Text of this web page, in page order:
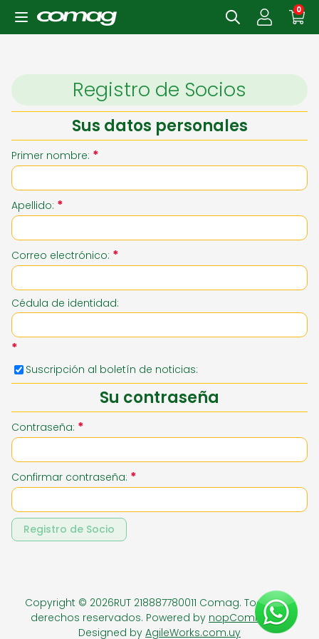
0
Registro de Socios
Sus datos personales
Primer nombre: *
Apellido: *
Correo electrónico: *
Cédula de identidad:
*
Suscripción al boletín de noticias:
Su contraseña
Contraseña: *
Confirmar contraseña: *
Registro de Socio
Copyright © 2026RUT 218887780011 Comag. Todos los
derechos reservados. Powered by nopCommerce
Designed by AgileWorks.com.uy